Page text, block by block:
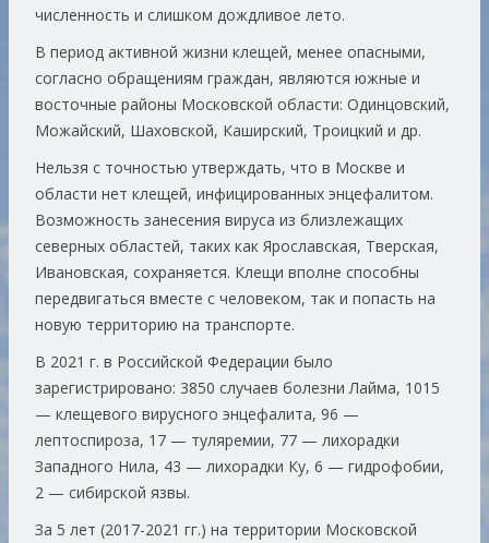
численность и слишком дождливое лето.
В период активной жизни клещей, менее опасными,
согласно обращениям граждан, являются южные и
восточные районы Московской области: Одинцовский,
Можайский, Шаховской, Каширский, Троицкий и др.
Нельзя с точностью утверждать, что в Москве и
области нет клещей, инфицированных энцефалитом.
Возможность занесения вируса из близлежащих
северных областей, таких как Ярославская, Тверская,
Ивановская, сохраняется. Клещи вполне способны
передвигаться вместе с человеком, так и попасть на
новую территорию на транспорте.
В 2021 г. в Российской Федерации было
зарегистрировано: 3850 случаев болезни Лайма, 1015
— клещевого вирусного энцефалита, 96 —
лептоспироза, 17 — туляремии, 77 — лихорадки
Западного Нила, 43 — лихорадки Ку, 6 — гидрофобии,
2 — сибирской язвы.
За 5 лет (2017-2021 гг.) на территории Московской